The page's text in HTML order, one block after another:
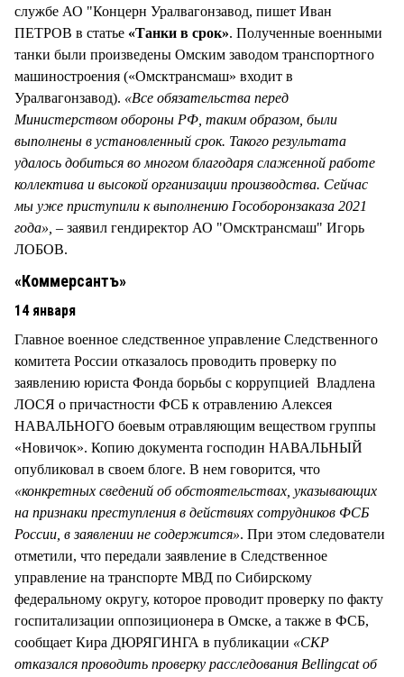
службе АО "Концерн Уралвагонзавод, пишет Иван
ПЕТРОВ в статье «Танки в срок». Полученные военными
танки были произведены Омским заводом транспортного
машиностроения («Омсктрансмаш» входит в
Уралвагонзавод). «Все обязательства перед
Министерством обороны РФ, таким образом, были
выполнены в установленный срок. Такого результата
удалось добиться во многом благодаря слаженной работе
коллектива и высокой организации производства. Сейчас
мы уже приступили к выполнению Гособоронзаказа 2021
года», – заявил гендиректор АО "Омсктрансмаш" Игорь
ЛОБОВ.
«Коммерсантъ»
14 января
Главное военное следственное управление Следственного
комитета России отказалось проводить проверку по
заявлению юриста Фонда борьбы с коррупцией Владлена
ЛОСЯ о причастности ФСБ к отравлению Алексея
НАВАЛЬНОГО боевым отравляющим веществом группы
«Новичок». Копию документа господин НАВАЛЬНЫЙ
опубликовал в своем блоге. В нем говорится, что
«конкретных сведений об обстоятельствах, указывающих
на признаки преступления в действиях сотрудников ФСБ
России, в заявлении не содержится». При этом следователи
отметили, что передали заявление в Следственное
управление на транспорте МВД по Сибирскому
федеральному округу, которое проводит проверку по факту
госпитализации оппозиционера в Омске, а также в ФСБ,
сообщает Кира ДЮРЯГИНГА в публикации «СКР
отказался проводить проверку расследования Bellingcat об